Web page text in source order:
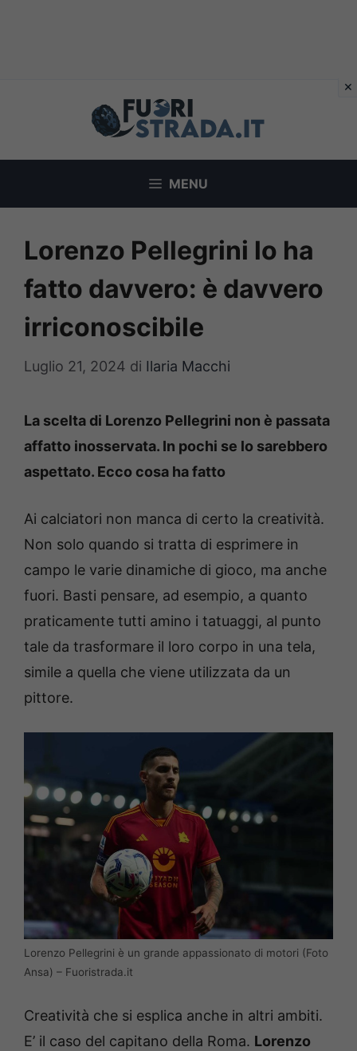
MENU
Lorenzo Pellegrini lo ha
fatto davvero: è davvero
irriconoscibile
Luglio 21, 2024 di Ilaria Macchi
La scelta di Lorenzo Pellegrini non è passata
affatto inosservata. In pochi se lo sarebbero
aspettato. Ecco cosa ha fatto
Ai calciatori non manca di certo la creatività.
Non solo quando si tratta di esprimere in
campo le varie dinamiche di gioco, ma anche
fuori. Basti pensare, ad esempio, a quanto
praticamente tutti amino i tatuaggi, al punto
tale da trasformare il loro corpo in una tela,
simile a quella che viene utilizzata da un
pittore.
Lorenzo Pellegrini è un grande appassionato di motori (Foto
Ansa) – Fuoristrada.it
Creatività che si esplica anche in altri ambiti.
E’ il caso del capitano della Roma. Lorenzo